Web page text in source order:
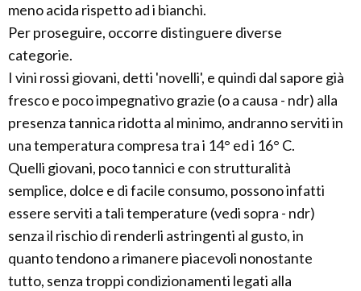
meno acida rispetto ad i bianchi.
Per proseguire, occorre distinguere diverse
categorie.
I vini rossi giovani, detti 'novelli', e quindi dal sapore già
fresco e poco impegnativo grazie (o a causa - ndr) alla
presenza tannica ridotta al minimo, andranno serviti in
una temperatura compresa tra i 14° ed i 16° C.
Quelli giovani, poco tannici e con strutturalità
semplice, dolce e di facile consumo, possono infatti
essere serviti a tali temperature (vedi sopra - ndr)
senza il rischio di renderli astringenti al gusto, in
quanto tendono a rimanere piacevoli nonostante
tutto, senza troppi condizionamenti legati alla